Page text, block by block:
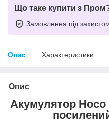
Що таке купити з
Замовлення під
Опис Характеристики
Опис
Акумулятор